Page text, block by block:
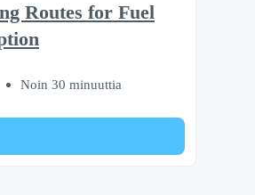
Routes for Fuel
Noin 30 minuuttia